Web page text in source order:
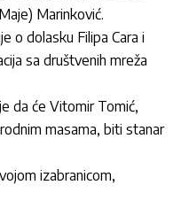
Marinković.
o dolasku Filipa Cara i
sa društvenih mreža
da će Vitomir Tomić,
masama, biti stanar
izabranicom,